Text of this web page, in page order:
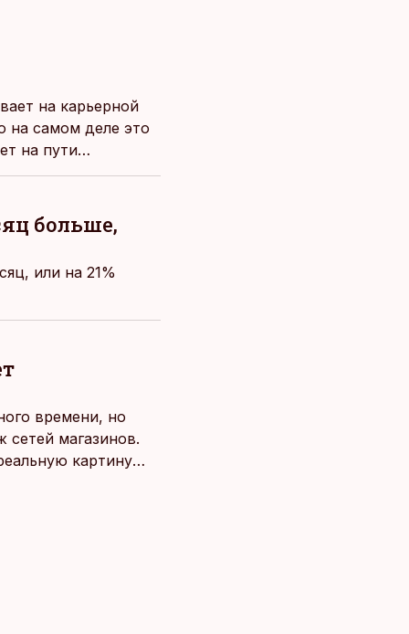
на карьерной
на самом деле это
на пути
больше,
или на 21%
времени, но
магазинов.
картину